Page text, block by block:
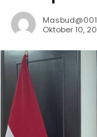
Masbud@001
Oktober 10,